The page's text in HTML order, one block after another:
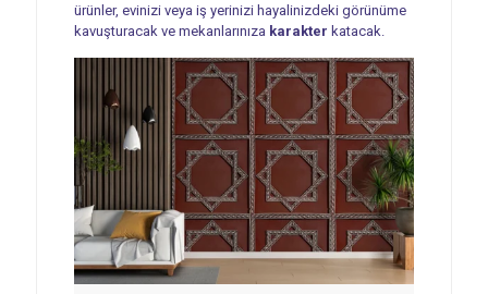
ürünler, evinizi veya iş yerinizi hayalinizdeki görünüme
kavuşturacak ve mekanlarınıza karakter katacak.